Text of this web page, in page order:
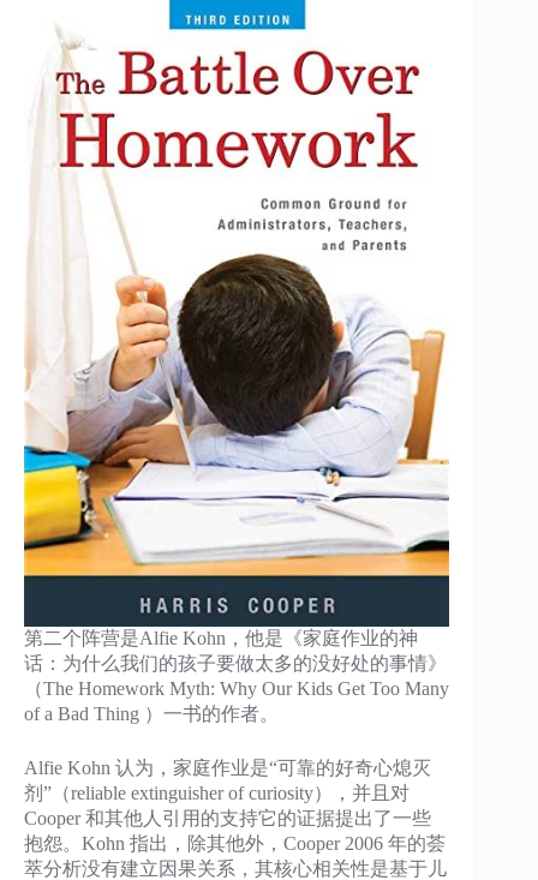
第二个阵营是Alfie Kohn，他是《家庭作业的神
话：为什么我们的孩子要做太多的没好处的事情》
（The Homework Myth: Why Our Kids Get Too Many
of a Bad Thing ）一书的作者。
Alfie Kohn 认为，家庭作业是“可靠的好奇心熄灭
剂”（reliable extinguisher of curiosity），并且对
Cooper 和其他人引用的支持它的证据提出了一些
抱怨。Kohn 指出，除其他外，Cooper 2006 年的荟
萃分析没有建立因果关系，其核心相关性是基于儿